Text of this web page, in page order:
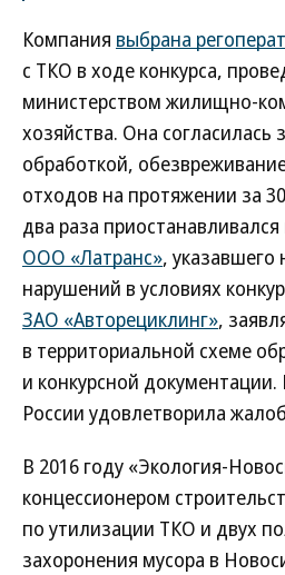
Компания выбрана
с ТКО в ходе конкурса,
министерством жилищно-
хозяйства. Она согласилась
обработкой,
отходов на протяжении за
два раза
ООО «Латранс»,
нарушений в условиях
ЗАО «Авторециклинг»,
в территориальной схеме
и конкурсной
России удовлетворила
В 2016 году «Экология-
концессионером
по утилизации ТКО и двух
захоронения мусора в